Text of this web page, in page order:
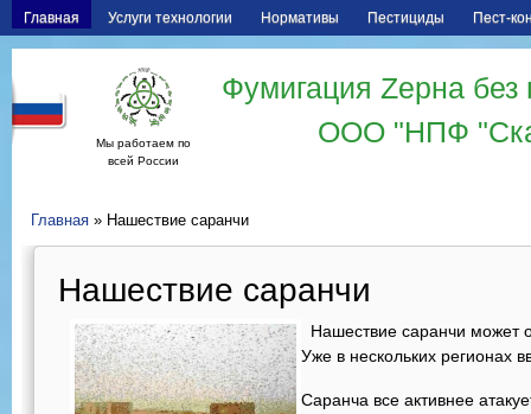
Главная Услуги технологии Нормативы Пестициды Пест-
Мы работаем по
всей России
Фумигация Zерна
ООО "НПФ
Главная » Нашествие саранчи
Нашествие саранчи
Нашествие саранчи может
Уже в нескольких регионах
Саранча все активнее